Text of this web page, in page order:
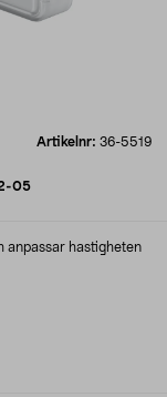
Artikelnr: 36-5519
05
anpassar hastigheten